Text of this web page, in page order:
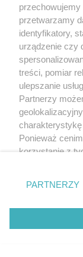
przetwarzamy
identyfikatory,
urządzenie czy
treści, pomiar
ulepszanie
Partnerzy
Ponieważ
korzystanie z
zmienić/
znajdujący się
rodzaje
użytkownika,
przetwarzaniu.
PARTNERZY